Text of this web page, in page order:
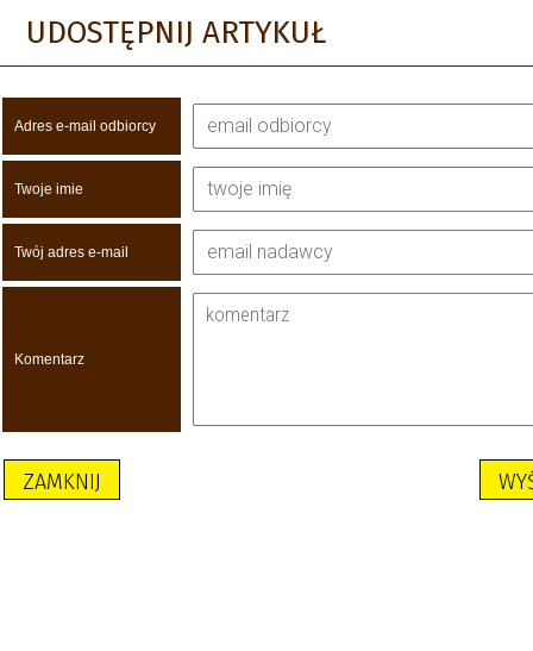
UDOSTĘPNIJ ARTYKUŁ
Adres e-mail odbiorcy
Twoje imie
Twój adres e-mail
Komentarz